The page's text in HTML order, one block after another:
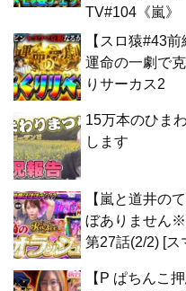
TV#104《嵐》
【スロ猿#43
運命の一劇で
りサーカス2
15万本のひま
します
【嵐と道井の
ぼありません
第27話(2/2) [ス
【P ぱちんこ